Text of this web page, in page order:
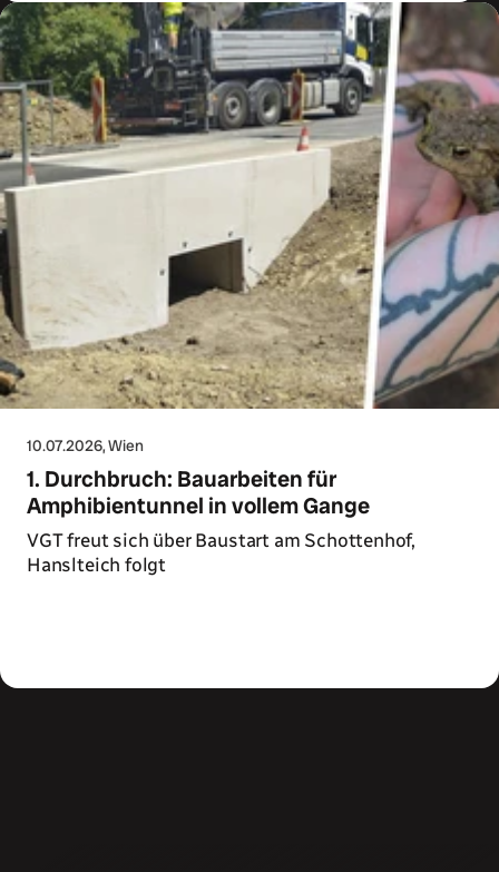
10.07.2026, Wien
1. Durchbruch: Bauarbeiten für
Amphibientunnel in vollem Gange
VGT freut sich über Baustart am Schottenhof,
Hanslteich folgt